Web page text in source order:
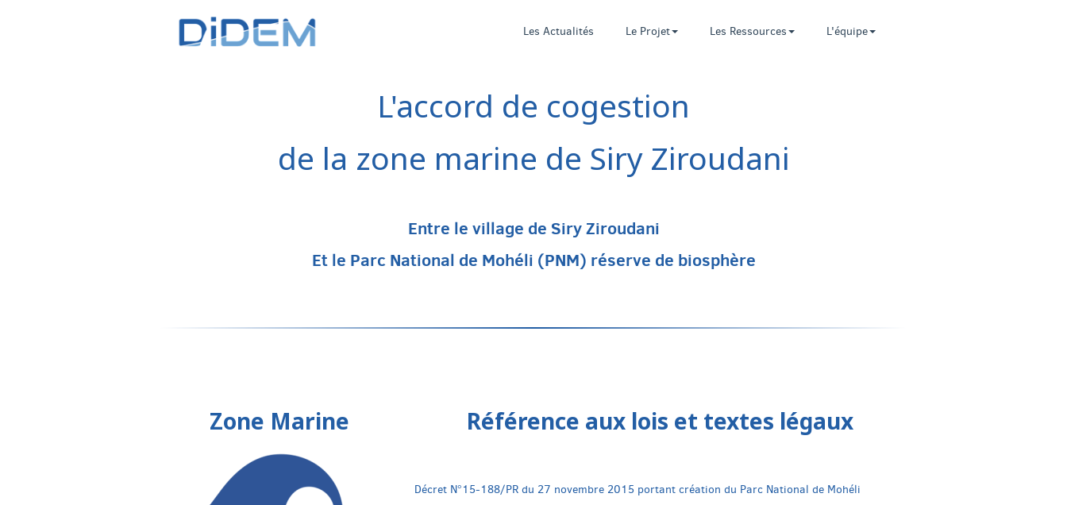
Les Actualités Le Projet Les Ressources L'équipe
L'accord de cogestion
de la zone marine de Siry Ziroudani
Entre le village de Siry Ziroudani
Et le Parc National de Mohéli (PNM) réserve de biosphère
Zone Marine Référence aux lois et textes légaux
Décret N°15-188/PR du 27 novembre 2015 portant création du Parc National de Mohéli